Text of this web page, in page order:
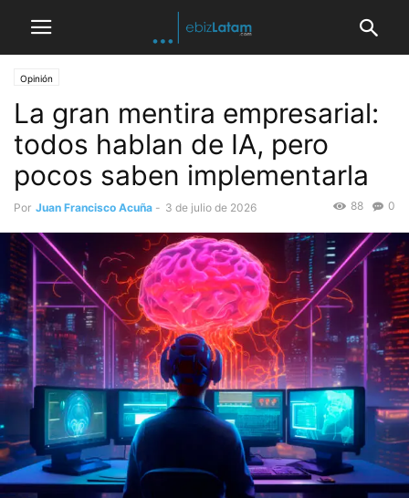
Opinión
La gran mentira empresarial:
todos hablan de IA, pero
pocos saben implementarla
Por Juan Francisco Acuña - 3 de julio de 2026 0
88